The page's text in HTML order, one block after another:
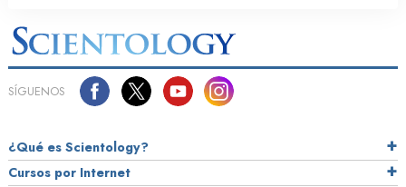
SÍGUENOS
¿Qué es Scientology?
Cursos por Internet